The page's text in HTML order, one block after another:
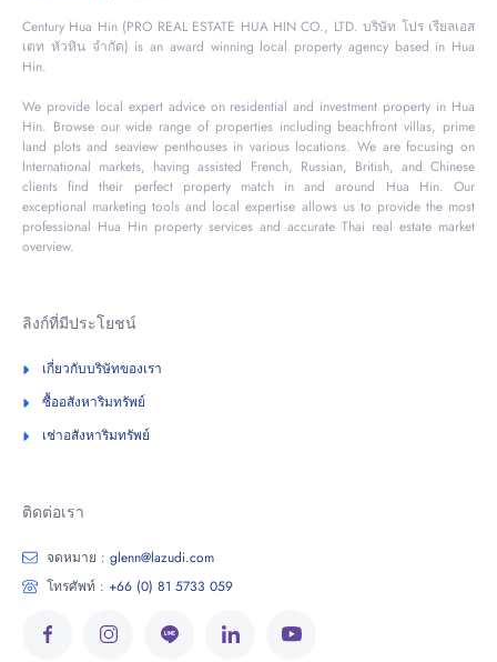
Century Hua Hin (PRO REAL ESTATE HUA HIN CO., LTD. บริษัท โปร เรียลเอส
เตท หัวหิน จำกัด) is an award winning local property agency based in Hua
Hin.
We provide local expert advice on residential and investment property in Hua
Hin. Browse our wide range of properties including beachfront villas, prime
land plots and seaview penthouses in various locations. We are focusing on
International markets, having assisted French, Russian, British, and Chinese
clients find their perfect property match in and around Hua Hin. Our
exceptional marketing tools and local expertise allows us to provide the most
professional Hua Hin property services and accurate Thai real estate market
overview.
ลิงก์ที่มีประโยชน์
เกี่ยวกับบริษัทของเรา
ซื้ออสังหาริมทรัพย์
เช่าอสังหาริมทรัพย์
ติดต่อเรา
จดหมาย : glenn@lazudi.com
โทรศัพท์ : +66 (0) 81 5733 059